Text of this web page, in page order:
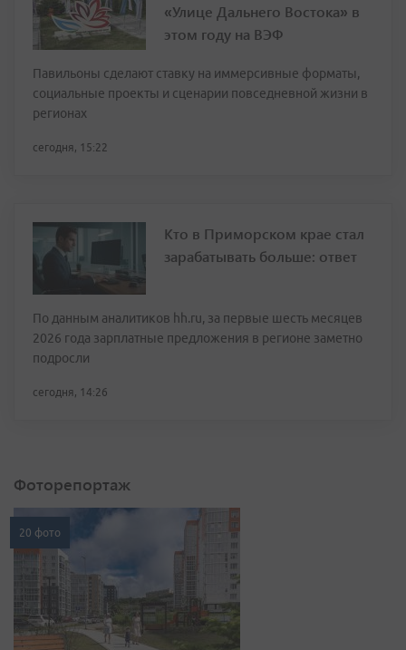
«Улице Дальнего Востока» в
этом году на ВЭФ
Павильоны сделают ставку на иммерсивные форматы,
социальные проекты и сценарии повседневной жизни в
регионах
сегодня, 15:22
Кто в Приморском крае стал
зарабатывать больше: ответ
По данным аналитиков hh.ru, за первые шесть месяцев
2026 года зарплатные предложения в регионе заметно
подросли
сегодня, 14:26
Фоторепортаж
20 фото